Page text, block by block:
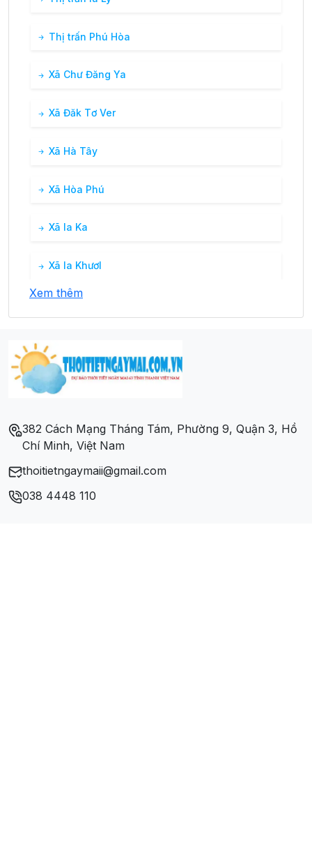
Thị trấn Phú Hòa
Xã Chư Đăng Ya
Xã Đăk Tơ Ver
Xã Hà Tây
Xã Hòa Phú
Xã Ia Ka
Xã Ia Khươl
Xã Ia Nhin
Xã Nghĩa Hòa
Xã Nghĩa Hưng
Xem thêm
382 Cách Mạng Tháng Tám, Phường 9, Quận 3, Hồ
Chí Minh, Việt Nam
thoitietngaymaii@gmail.com
038 4448 110